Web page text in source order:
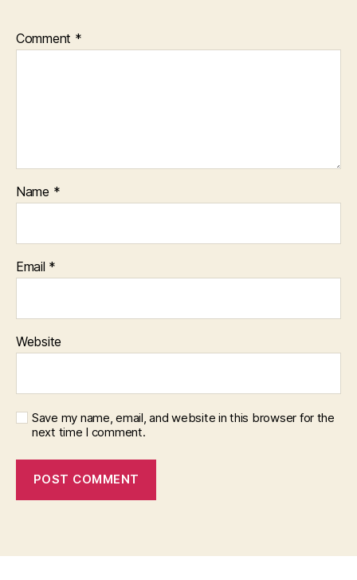
Comment *
Name *
Email *
Website
Save my name, email, and website in this browser for the
next time I comment.